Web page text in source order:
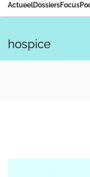
ActueelDossiersFocus
hospice